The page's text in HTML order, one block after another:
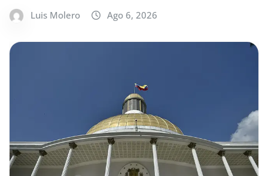
Luis Molero Ago 6, 2026